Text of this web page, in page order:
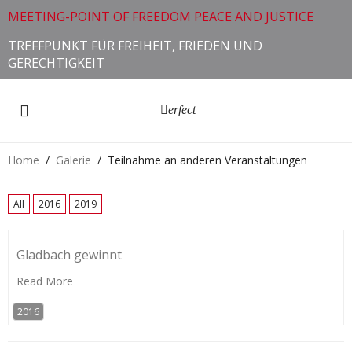
MEETING-POINT OF FREEDOM PEACE AND JUSTICE
TREFFPUNKT FÜR FREIHEIT, FRIEDEN UND
GERECHTIGKEIT
erfect
Home Galerie Teilnahme an anderen Veranstaltungen
All 2016 2019
Gladbach gewinnt
Read More
2016